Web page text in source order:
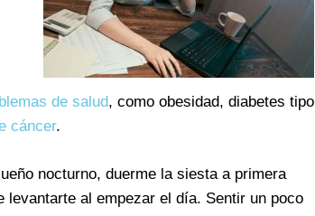
de salud, como obesidad, diabetes tipo
cáncer.
nocturno, duerme la siesta a primera
levantarte al empezar el día. Sentir un poco